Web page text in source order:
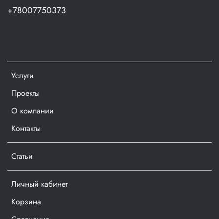
Долговечность. Высокий показатель
любой конфигурации;;
Эстетика. Квадро ложемент имеет внешний вид
завершённого технологического элемента;
Самостоятельное изделие. Возможна эксплуатация
без упаковки и без потери своих свойств.
В комплекте:
Поролон “Волна”,
Квадро Ложемент™,
Специализированный нож,
Услуги
Проекты
О компании
Контакты
Статьи
Личный кабинет
Корзина
+78007750373